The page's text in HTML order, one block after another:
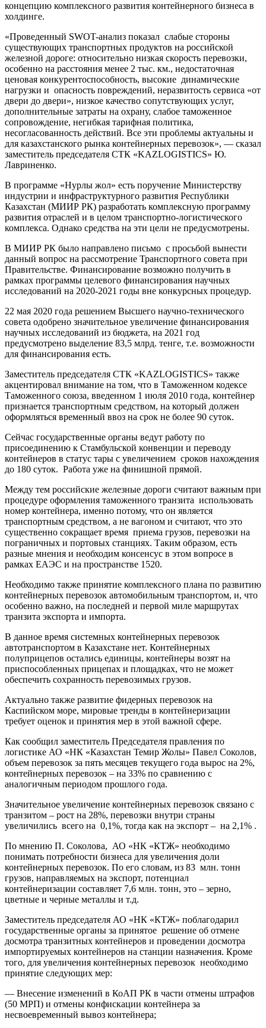
концепцию комплексного развития контейнерного бизнеса в
холдинге.
«Проведенный SWOT-анализ показал слабые стороны
существующих транспортных продуктов на российской
железной дороге: относительно низкая скорость перевозки,
особенно на расстояния менее 2 тыс. км., недостаточная
ценовая конкурентоспособность, высокие динамические
нагрузки и опасность повреждений, неразвитость сервиса «от
двери до двери», низкое качество сопутствующих услуг,
дополнительные затраты на охрану, слабое таможенное
сопровождение, негибкая тарифная политика,
несогласованность действий. Все эти проблемы актуальны и
для казахстанского рынка контейнерных перевозок», — сказал
заместитель председателя СТК «KAZLOGISTICS» Ю.
Лавриненко.
В программе «Нурлы жол» есть поручение Министерству
индустрии и инфраструктурного развития Республики
Казахстан (МИИР РК) разработать комплексную программу
развития отраслей и в целом транспортно-логистического
комплекса. Однако средства на эти цели не предусмотрены.
В МИИР РК было направлено письмо с просьбой вынести
данный вопрос на рассмотрение Транспортного совета при
Правительстве. Финансирование возможно получить в
рамках программы целевого финансирования научных
исследований на 2020-2021 годы вне конкурсных процедур.
22 мая 2020 года решением Высшего научно-технического
совета одобрено значительное увеличение финансирования
научных исследований из бюджета, на 2021 год
предусмотрено выделение 83,5 млрд. тенге, т.е. возможности
для финансирования есть.
Заместитель председателя СТК «KAZLOGISTICS» также
акцентировал внимание на том, что в Таможенном кодексе
Таможенного союза, введенном 1 июля 2010 года, контейнер
признается транспортным средством, на который должен
оформляться временный ввоз на срок не более 90 суток.
Сейчас государственные органы ведут работу по
присоединению к Стамбульской конвенции и переводу
контейнеров в статус тары с увеличением сроков нахождения
до 180 суток. Работа уже на финишной прямой.
Между тем российские железные дороги считают важным при
процедуре оформления таможенного транзита использовать
номер контейнера, именно потому, что он является
транспортным средством, а не вагоном и считают, что это
существенно сокращает время приема грузов, перевозки на
пограничных и портовых станциях. Таким образом, есть
разные мнения и необходим консенсус в этом вопросе в
рамках ЕАЭС и на пространстве 1520.
Необходимо также принятие комплексного плана по развитию
контейнерных перевозок автомобильным транспортом, и, что
особенно важно, на последней и первой миле маршрутах
транзита экспорта и импорта.
В данное время системных контейнерных перевозок
автотранспортом в Казахстане нет. Контейнерных
полуприцепов остались единицы, контейнеры возят на
приспособленных прицепах и площадках, что не может
обеспечить сохранность перевозимых грузов.
Актуально также развитие фидерных перевозок на
Каспийском море, мировые тренды в контейнеризации
требует оценок и принятия мер в этой важной сфере.
Как сообщил заместитель Председателя правления по
логистике АО «НК «Казахстан Темир Жолы» Павел Соколов,
объем перевозок за пять месяцев текущего года вырос на 2%,
контейнерных перевозок – на 33% по сравнению с
аналогичным периодом прошлого года.
Значительное увеличение контейнерных перевозок связано с
транзитом – рост на 28%, перевозки внутри страны
увеличились всего на 0,1%, тогда как на экспорт – на 2,1% .
По мнению П. Соколова, АО «НК «КТЖ» необходимо
понимать потребности бизнеса для увеличения доли
контейнерных перевозок. По его словам, из 83 млн. тонн
грузов, направляемых на экспорт, потенциал
контейнеризации составляет 7,6 млн. тонн, это – зерно,
цветные и черные металлы и т.д.
Заместитель председателя АО «НК «КТЖ» поблагодарил
государственные органы за принятое решение об отмене
досмотра транзитных контейнеров и проведении досмотра
импортируемых контейнеров на станции назначения. Кроме
того, для увеличения контейнерных перевозок необходимо
принятие следующих мер:
— Внесение изменений в КоАП РК в части отмены штрафов
(50 МРП) и отмены конфискации контейнера за
несвоевременный вывоз контейнера;